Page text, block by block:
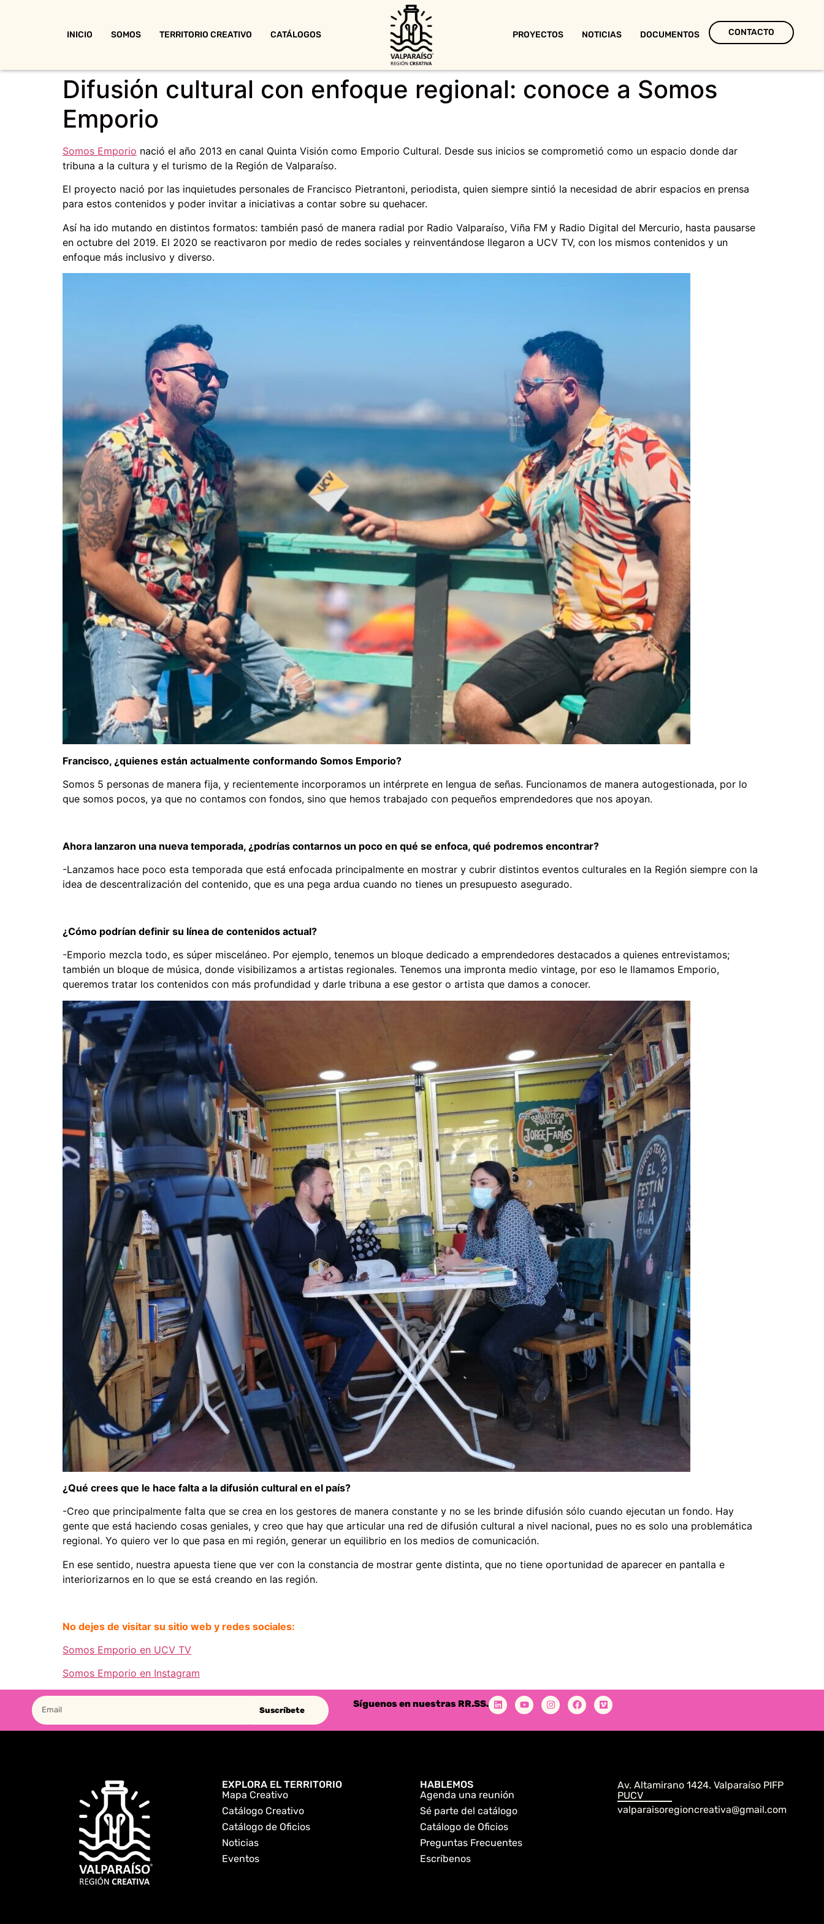
INICIO SOMOS TERRITORIO CREATIVO CATÁLOGOS PROYECTOS NOTICIAS DOCUMENTOS CONTACTO
Difusión cultural con enfoque regional: conoce a Somos
Emporio
Somos Emporio nació el año 2013 en canal Quinta Visión como Emporio Cultural. Desde sus inicios se comprometió como un espacio donde dar
tribuna a la cultura y el turismo de la Región de Valparaíso.
El proyecto nació por las inquietudes personales de Francisco Pietrantoni, periodista, quien siempre sintió la necesidad de abrir espacios en prensa
para estos contenidos y poder invitar a iniciativas a contar sobre su quehacer.
Así ha ido mutando en distintos formatos: también pasó de manera radial por Radio Valparaíso, Viña FM y Radio Digital del Mercurio, hasta pausarse
en octubre del 2019. El 2020 se reactivaron por medio de redes sociales y reinventándose llegaron a UCV TV, con los mismos contenidos y un
enfoque más inclusivo y diverso.
Francisco, ¿quienes están actualmente conformando Somos Emporio?
Somos 5 personas de manera fija, y recientemente incorporamos un intérprete en lengua de señas. Funcionamos de manera autogestionada, por lo
que somos pocos, ya que no contamos con fondos, sino que hemos trabajado con pequeños emprendedores que nos apoyan.
Ahora lanzaron una nueva temporada, ¿podrías contarnos un poco en qué se enfoca, qué podremos encontrar?
-Lanzamos hace poco esta temporada que está enfocada principalmente en mostrar y cubrir distintos eventos culturales en la Región siempre con la
idea de descentralización del contenido, que es una pega ardua cuando no tienes un presupuesto asegurado.
¿Cómo podrían definir su línea de contenidos actual?
-Emporio mezcla todo, es súper misceláneo. Por ejemplo, tenemos un bloque dedicado a emprendedores destacados a quienes entrevistamos;
también un bloque de música, donde visibilizamos a artistas regionales. Tenemos una impronta medio vintage, por eso le llamamos Emporio,
queremos tratar los contenidos con más profundidad y darle tribuna a ese gestor o artista que damos a conocer.
¿Qué crees que le hace falta a la difusión cultural en el país?
-Creo que principalmente falta que se crea en los gestores de manera constante y no se les brinde difusión sólo cuando ejecutan un fondo. Hay
gente que está haciendo cosas geniales, y creo que hay que articular una red de difusión cultural a nivel nacional, pues no es solo una problemática
regional. Yo quiero ver lo que pasa en mi región, generar un equilibrio en los medios de comunicación.
En ese sentido, nuestra apuesta tiene que ver con la constancia de mostrar gente distinta, que no tiene oportunidad de aparecer en pantalla e
interiorizarnos en lo que se está creando en las región.
No dejes de visitar su sitio web y redes sociales:
Somos Emporio en UCV TV
Somos Emporio en Instagram
Suscríbete
Síguenos en nuestras RR.SS.
EXPLORA EL TERRITORIO
Mapa Creativo
Catálogo Creativo
Catálogo de Oficios
Noticias
Eventos
HABLEMOS
Agenda una reunión
Sé parte del catálogo
Catálogo de Oficios
Preguntas Frecuentes
Escríbenos
Av. Altamirano 1424. Valparaíso PIFP
PUCV
valparaisoregioncreativa@gmail.com